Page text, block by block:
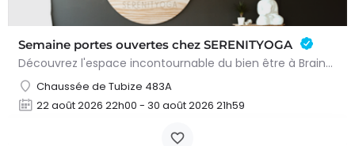
Semaine portes ouvertes chez SERENITYOGA
Découvrez l'espace incontournable du bien être à Braine L'alleud!Du 23 au 30 aout 2026 nous proposons un Pass…
Chaussée de Tubize 483A
22 août 2026 22h00 - 30 août 2026 21h59